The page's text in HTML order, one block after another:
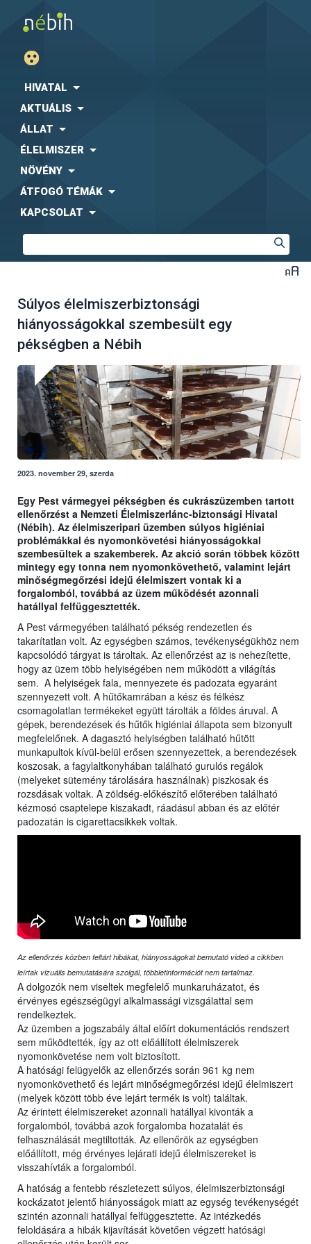
HIVATAL
AKTUÁLIS
ÁLLAT
ÉLELMISZER
NÖVÉNY
ÁTFOGÓ TÉMÁK
KAPCSOLAT
Súlyos élelmiszerbiztonsági
hiányosságokkal szembesült egy
pékségben a Nébih
2023. november 29, szerda
Egy Pest vármegyei pékségben és cukrászüzemben tartott
ellenőrzést a Nemzeti Élelmiszerlánc-biztonsági Hivatal
(Nébih). Az élelmiszeripari üzemben súlyos higiéniai
problémákkal és nyomonkövetési hiányosságokkal
szembesültek a szakemberek. Az akció során többek között
mintegy egy tonna nem nyomonkövethető, valamint lejárt
minőségmegőrzési idejű élelmiszert vontak ki a
forgalomból, továbbá az üzem működését azonnali
hatállyal felfüggesztették.
A Pest vármegyében található pékség rendezetlen és
takarítatlan volt. Az egységben számos, tevékenységükhöz nem
kapcsolódó tárgyat is tároltak. Az ellenőrzést az is nehezítette,
hogy az üzem több helyiségében nem működött a világítás
sem. A helyiségek fala, mennyezete és padozata egyaránt
szennyezett volt. A hűtőkamrában a kész és félkész
csomagolatlan termékeket együtt tárolták a földes áruval. A
gépek, berendezések és hűtők higiéniai állapota sem bizonyult
megfelelőnek. A dagasztó helyiségben található hűtött
munkapultok kívül-belül erősen szennyezettek, a berendezések
koszosak, a fagylaltkonyhában található gurulós regálok
(melyeket sütemény tárolására használnak) piszkosak és
rozsdásak voltak. A zöldség-előkészítő előterében található
kézmosó csaptelepe kiszakadt, ráadásul abban és az előtér
padozatán is cigarettacsikkek voltak.
Az ellenőrzés közben feltárt hibákat, hiányosságokat bemutató videó a cikkben
leírtak vizuális bemutatására szolgál, többletinformációt nem tartalmaz.
A dolgozók nem viseltek megfelelő munkaruházatot, és
érvényes egészségügyi alkalmassági vizsgálattal sem
rendelkeztek.
Az üzemben a jogszabály által előírt dokumentációs rendszert
sem működtették, így az ott előállított élelmiszerek
nyomonkövetése nem volt biztosított.
A hatósági felügyelők az ellenőrzés során 961 kg nem
nyomonkövethető és lejárt minőségmegőrzési idejű élelmiszert
(melyek között több éve lejárt termék is volt) találtak.
Az érintett élelmiszereket azonnali hatállyal kivonták a
forgalomból, továbbá azok forgalomba hozatalát és
felhasználását megtiltották. Az ellenőrök az egységben
előállított, még érvényes lejárati idejű élelmiszereket is
visszahívták a forgalomból.
A hatóság a fentebb részletezett súlyos, élelmiszerbiztonsági
kockázatot jelentő hiányosságok miatt az egység tevékenységét
szintén azonnali hatállyal felfüggesztette. Az intézkedés
feloldására a hibák kijavítását követően végzett hatósági